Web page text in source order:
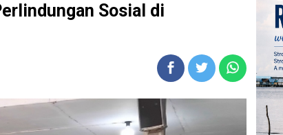
Sosial di